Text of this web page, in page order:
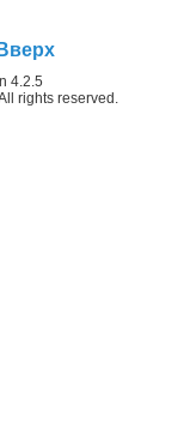
Вверх
4.2.5
rights reserved.